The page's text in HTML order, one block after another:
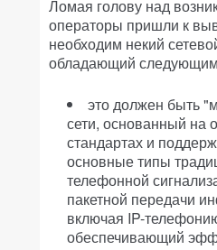
Ломая голову над
операторы пришли к
необходим некий
обладающий
это должен быть
сети, основанный на
стандартах и
основные типы
телефонной
пакетной передачи
включая IP-
обеспечивающий